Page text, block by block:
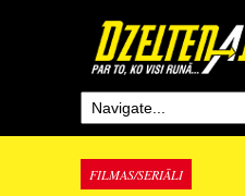
FILMAS/SERIĀLI